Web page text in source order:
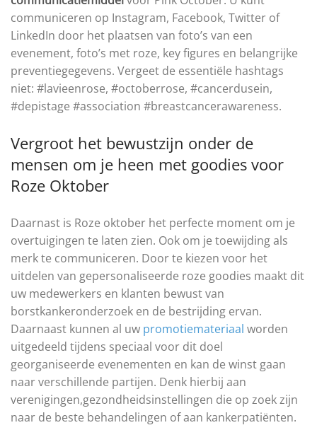
communiceren op Instagram, Facebook, Twitter of
LinkedIn door het plaatsen van foto’s van een
evenement, foto’s met roze, key figures en belangrijke
preventiegegevens. Vergeet de essentiële hashtags
niet: #lavieenrose, #octoberrose, #cancerdusein,
#depistage #association #breastcancerawareness.
Vergroot het bewustzijn onder de
mensen om je heen met goodies voor
Roze Oktober
Daarnast is Roze oktober het perfecte moment om je
overtuigingen te laten zien. Ook om je toewijding als
merk te communiceren. Door te kiezen voor het
uitdelen van gepersonaliseerde roze goodies maakt dit
uw medewerkers en klanten bewust van
borstkankeronderzoek en de bestrijding ervan.
Daarnaast kunnen al uw promotiemateriaal worden
uitgedeeld tijdens speciaal voor dit doel
georganiseerde evenementen en kan de winst gaan
naar verschillende partijen. Denk hierbij aan
verenigingen,gezondheidsinstellingen die op zoek zijn
naar de beste behandelingen of aan kankerpatiënten.